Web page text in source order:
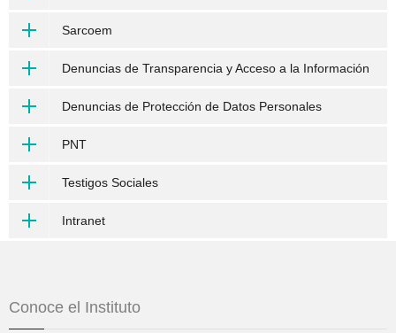
Sarcoem
Denuncias de Transparencia y Acceso a la Información
Denuncias de Protección de Datos Personales
PNT
Testigos Sociales
Intranet
Conoce el Instituto